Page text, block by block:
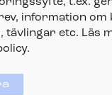
information om
tävlingar etc. Läs